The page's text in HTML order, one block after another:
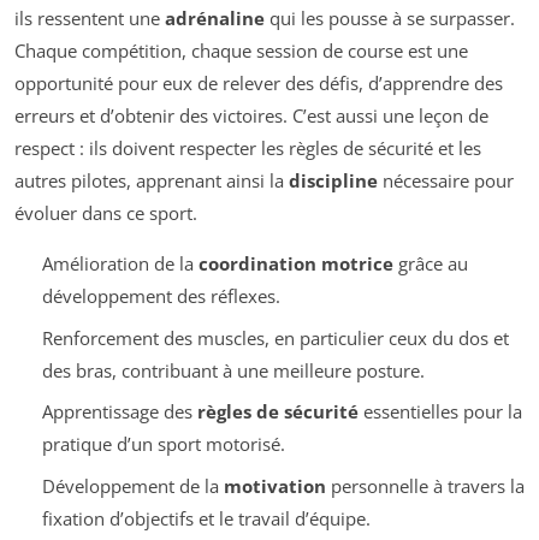
ils ressentent une adrénaline qui les pousse à se surpasser.
Chaque compétition, chaque session de course est une
opportunité pour eux de relever des défis, d’apprendre des
erreurs et d’obtenir des victoires. C’est aussi une leçon de
respect : ils doivent respecter les règles de sécurité et les
autres pilotes, apprenant ainsi la discipline nécessaire pour
évoluer dans ce sport.
Amélioration de la coordination motricegrâce au
développement des réflexes.
Renforcement des muscles, en particulier ceux du dos et
des bras, contribuant à une meilleure posture.
Apprentissage des règles de sécuritéessentielles pour la
pratique d’un sport motorisé.
Développement de la motivation personnelle à travers la
fixation d’objectifs et le travail d’équipe.